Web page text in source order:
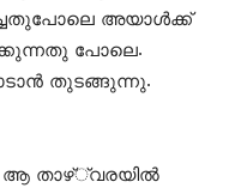
അയാൾക്ക്
പോലെ.
തുടങ്ങുന്നു.
ആ താഴ്്വരയിൽ